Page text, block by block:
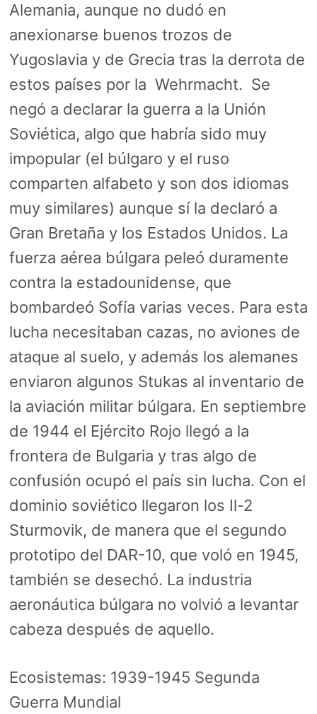
Alemania, aunque no dudó en
anexionarse buenos trozos de
Yugoslavia y de Grecia tras la derrota de
estos países por la Wehrmacht. Se
negó a declarar la guerra a la Unión
Soviética, algo que habría sido muy
impopular (el búlgaro y el ruso
comparten alfabeto y son dos idiomas
muy similares) aunque sí la declaró a
Gran Bretaña y los Estados Unidos. La
fuerza aérea búlgara peleó duramente
contra la estadounidense, que
bombardeó Sofía varias veces. Para esta
lucha necesitaban cazas, no aviones de
ataque al suelo, y además los alemanes
enviaron algunos Stukas al inventario de
la aviación militar búlgara. En septiembre
de 1944 el Ejército Rojo llegó a la
frontera de Bulgaria y tras algo de
confusión ocupó el país sin lucha. Con el
dominio soviético llegaron los Il-2
Sturmovik, de manera que el segundo
prototipo del DAR-10, que voló en 1945,
también se desechó. La industria
aeronáutica búlgara no volvió a levantar
cabeza después de aquello.
Ecosistemas: 1939-1945 Segunda
Guerra Mundial